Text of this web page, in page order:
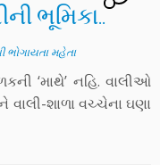
ભૂમિકા..
ભોગાયતા મહેતા
‘માથે’ નહિ. વાલીઓ
શાળા વચ્ચેના ઘણા